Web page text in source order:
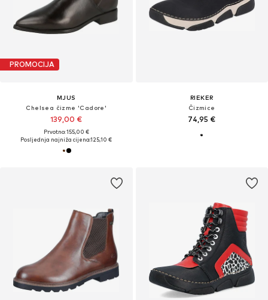
PROMOCIJA
MJUS
Chelsea čizme 'Cadore'
139,00 €
Prvotno: 155,00 €
Posljednja najniža cijena:125,10 €
RIEKER
Čizmice
74,95 €